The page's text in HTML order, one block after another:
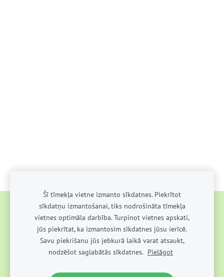
AKTUALITĀTES PAR SKOLU
MĀCĪBU DARBS
AUDZINĀŠANAS DARBS
KONTAKTI
UZŅEMŠANA
SĪKDATNES
Valdemārpils vidusskola Ⓒ 2022
Šī tīmekļa vietne izmanto sīkdatnes. Piekrītot
sīkdatņu izmantošanai, tiks nodrošināta tīmekļa
vietnes optimāla darbība. Turpinot vietnes apskati,
jūs piekrītat, ka izmantosim sīkdatnes jūsu ierīcē.
Savu piekrišanu jūs jebkurā laikā varat atsaukt,
nodzēšot saglabātās sīkdatnes. Pielāgot